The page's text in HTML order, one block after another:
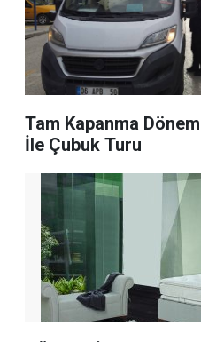
Tam Kapanma
İle Çubuk Turu